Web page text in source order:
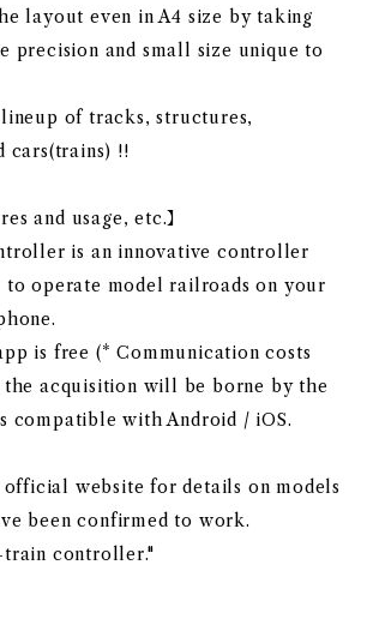
layout even in A4 size by taking
precision and small size unique to
of tracks, structures,
cars(trains) !!
and usage, etc.】
is an innovative controller
operate model railroads on your
is free (* Communication costs
the acquisition will be borne by the
compatible with Android / iOS.
website for details on models
been confirmed to work.
train controller."